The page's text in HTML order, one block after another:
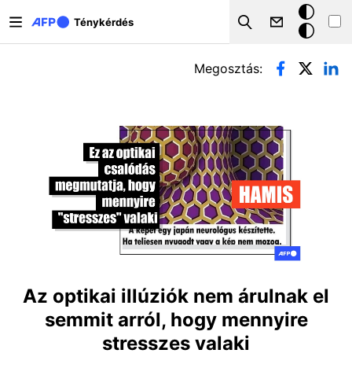
Ténykérdés
Search
Sötét
mód
Elsődleges fülek
Megosztás:
Az optikai illúziók nem árulnak el
semmit arról, hogy mennyire
stresszes valaki